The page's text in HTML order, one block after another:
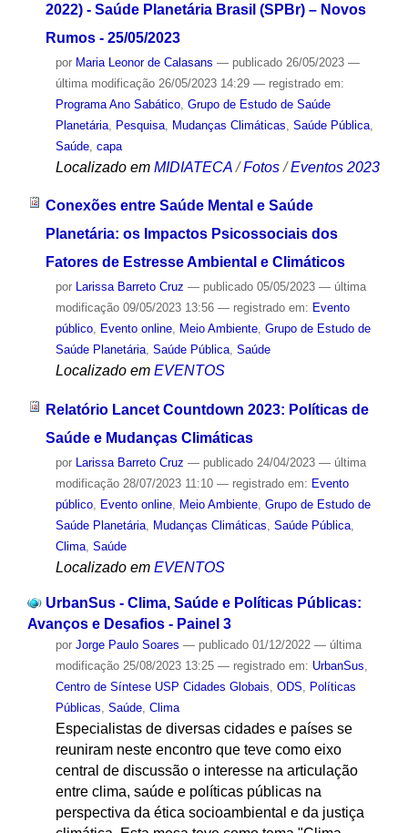
2022) - Saúde Planetária Brasil (SPBr) – Novos
Rumos - 25/05/2023
por Maria Leonor de Calasans — publicado26/05/2023 —
última modificação26/05/2023 14:29 — registrado em:
Programa Ano Sabático, Grupo de Estudo de Saúde
Planetária, Pesquisa, Mudanças Climáticas Saúde Pública,
Saúde, capa
Localizado em MIDIATECA /Fotos /Eventos 2023
Conexões entre Saúde Mental e Saúde
Planetária: os Impactos Psicossociais dos
Fatores de Estresse Ambiental e Climáticos
por Larissa Barreto Cruz — publicado05/05/2023 — última
modificação09/05/2023 13:56 — registrado em: Evento
público, Evento online, Meio Ambiente, Grupo de Estudo de
Saúde Planetária, Saúde Pública, Saúde
Localizado em EVENTOS
Relatório Lancet Countdown 2023: Políticas de
Saúde e Mudanças Climáticas
por Larissa Barreto Cruz — publicado24/04/2023 — última
modificação28/07/2023 11:10 — registrado em: Evento
público, Evento online, Meio Ambiente, Grupo de Estudo de
Saúde Planetária, Mudanças Climáticas, Saúde Pública,
Clima, Saúde
Localizado em EVENTOS
UrbanSus - Clima, Saúde e Políticas Públicas:
Avanços e Desafios - Painel 3
por Jorge Paulo Soares — publicado01/12/2022 — última
modificação25/08/2023 13:25 — registrado em: UrbanSus
Centro de Síntese USP Cidades Globais ODS
Políticas
Públicas Saúde, Clima
Especialistas de diversas cidades e países se
reuniram neste encontro que teve como eixo
central de discussão o interesse na articulação
entre clima, saúde e políticas públicas na
perspectiva da ética socioambiental e da justiça